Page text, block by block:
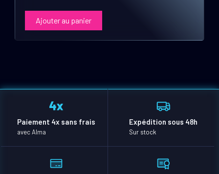
Ajouter au panier
Paiement 4x sans frais
avec Alma
Expédition sous 48h
Sur stock